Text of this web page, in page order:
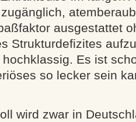
ausgestattet
Strukturdefizites
hochklassig. Es ist
so lecker sein
wird zwar in